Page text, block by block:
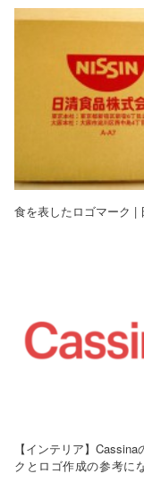
食を表したロゴマーク |
【インテリア】Cassina
クとロゴ作成の参考に